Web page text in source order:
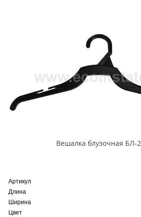
Вешалка блузочная БЛ-2
Артикул
Длина
Ширина
Цвет